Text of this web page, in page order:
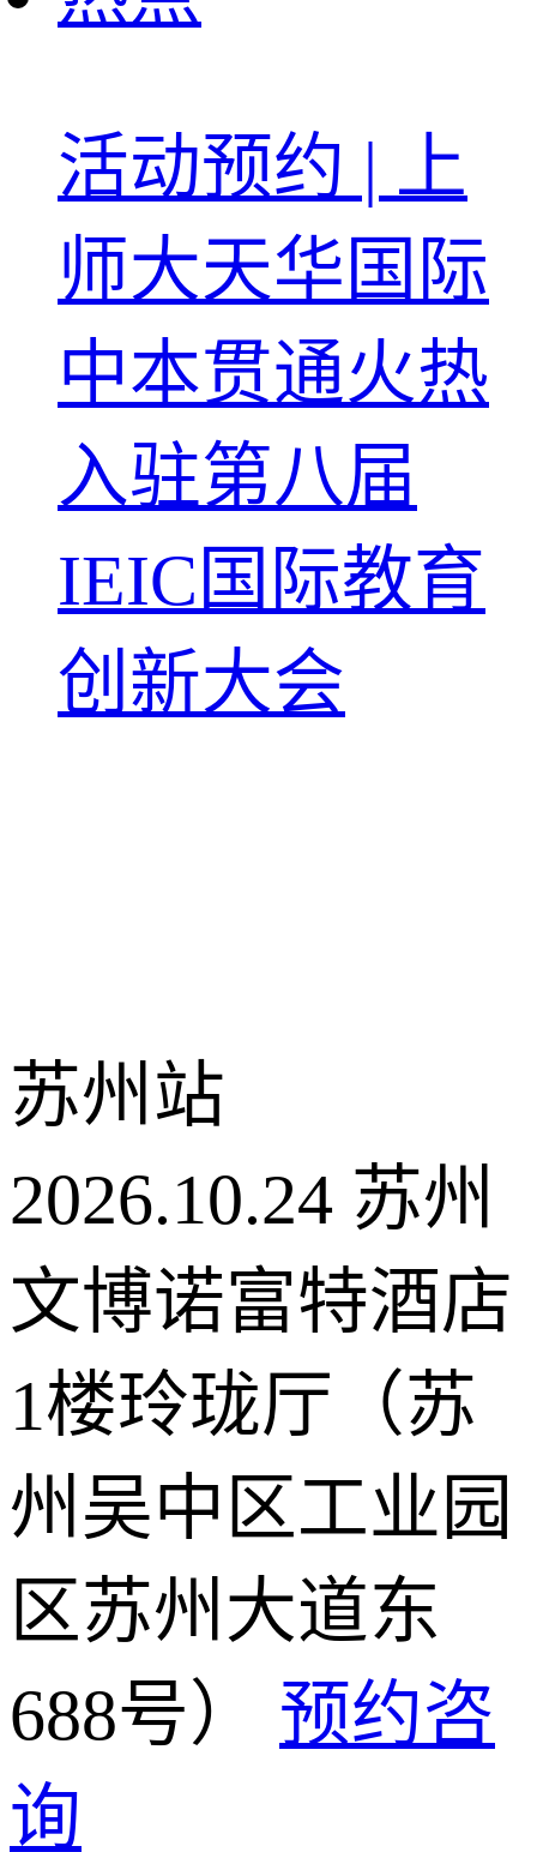
活动预约 | 上
师大天华国际
中本贯通火热
入驻第八届
IEIC国际教育
创新大会
苏州站
2026.10.24 苏州
文博诺富特酒店
1楼玲珑厅（苏
州吴中区工业园
区苏州大道东
688号）
预约咨
询